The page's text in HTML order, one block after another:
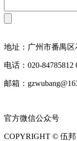
地址：广州市番禺区
电话：020-84785812
邮箱：
官方微信公众号
COPYRIGHT © 伍